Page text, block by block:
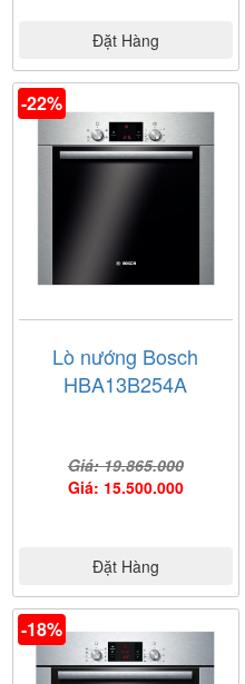
Đặt Hàng
-22%
Lò nướng Bosch
HBA13B254A
Giá: 19.865.000
Giá: 15.500.000
Đặt Hàng
-18%